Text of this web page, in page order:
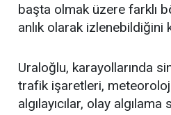
başta olmak üzere farklı
anlık olarak izlenebildiğini
Uraloğlu, karayollarında
trafik işaretleri,
algılayıcılar, olay